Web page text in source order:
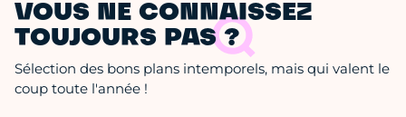
VOUS NE CONNAISSEZ
TOUJOURS PAS ?
Sélection des bons plans intemporels, mais qui valent le
coup toute l'année !